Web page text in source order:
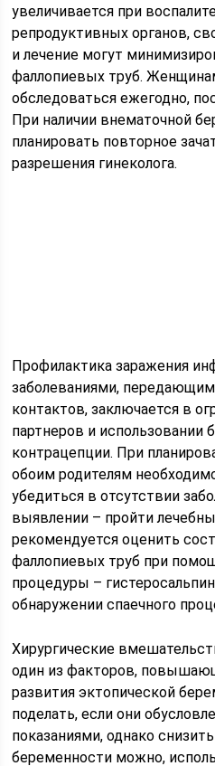
увеличивается при
репродуктивных органов,
и лечение могут
фаллопиевых труб.
обследоваться ежегодно,
При наличии внематочной
планировать повторное
разрешения гинеколога.
Профилактика заражения
заболеваниями,
контактов, заключается в
партнеров и использовании
контрацепции. При
обоим родителям
убедиться в отсутствии
выявлении – пройти
рекомендуется оценить
фаллопиевых труб при
процедуры –
обнаружении спаечного
Хирургические
один из факторов,
развития эктопической
поделать, если они
показаниями, однако
беременности можно,